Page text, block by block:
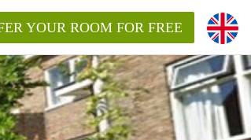
YOUR ROOM FOR FREE